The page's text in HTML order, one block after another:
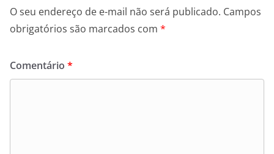
O seu endereço de e-mail não será publicado. Campos
obrigatórios são marcados com *
Comentário *